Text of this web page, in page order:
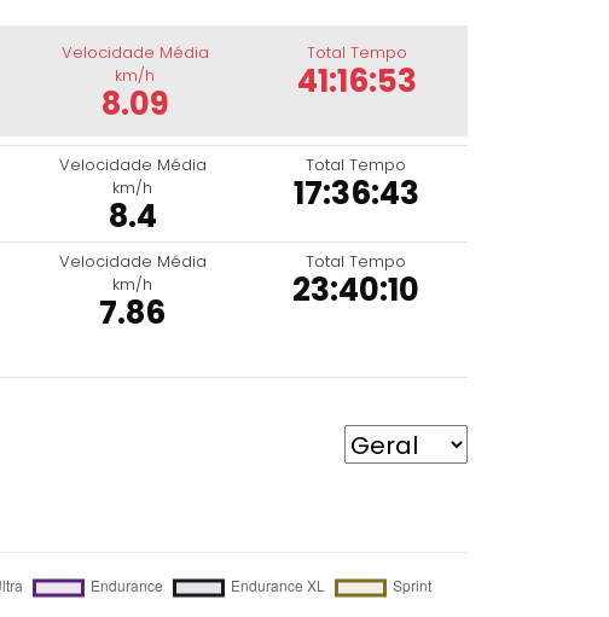
Velocidade Média
km/h
8.09
Total Tempo
41:16:53
Velocidade Média
km/h
8.4
Total Tempo
17:36:43
Velocidade Média
km/h
7.86
Total Tempo
23:40:10